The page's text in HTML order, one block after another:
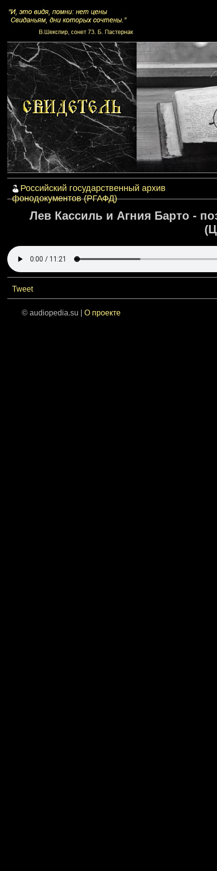
Российский государственный архив
фонодокументов (РГАФД)
Лев Кассиль и Агния Барто -
Tweet
© audiopedia.su | О проекте